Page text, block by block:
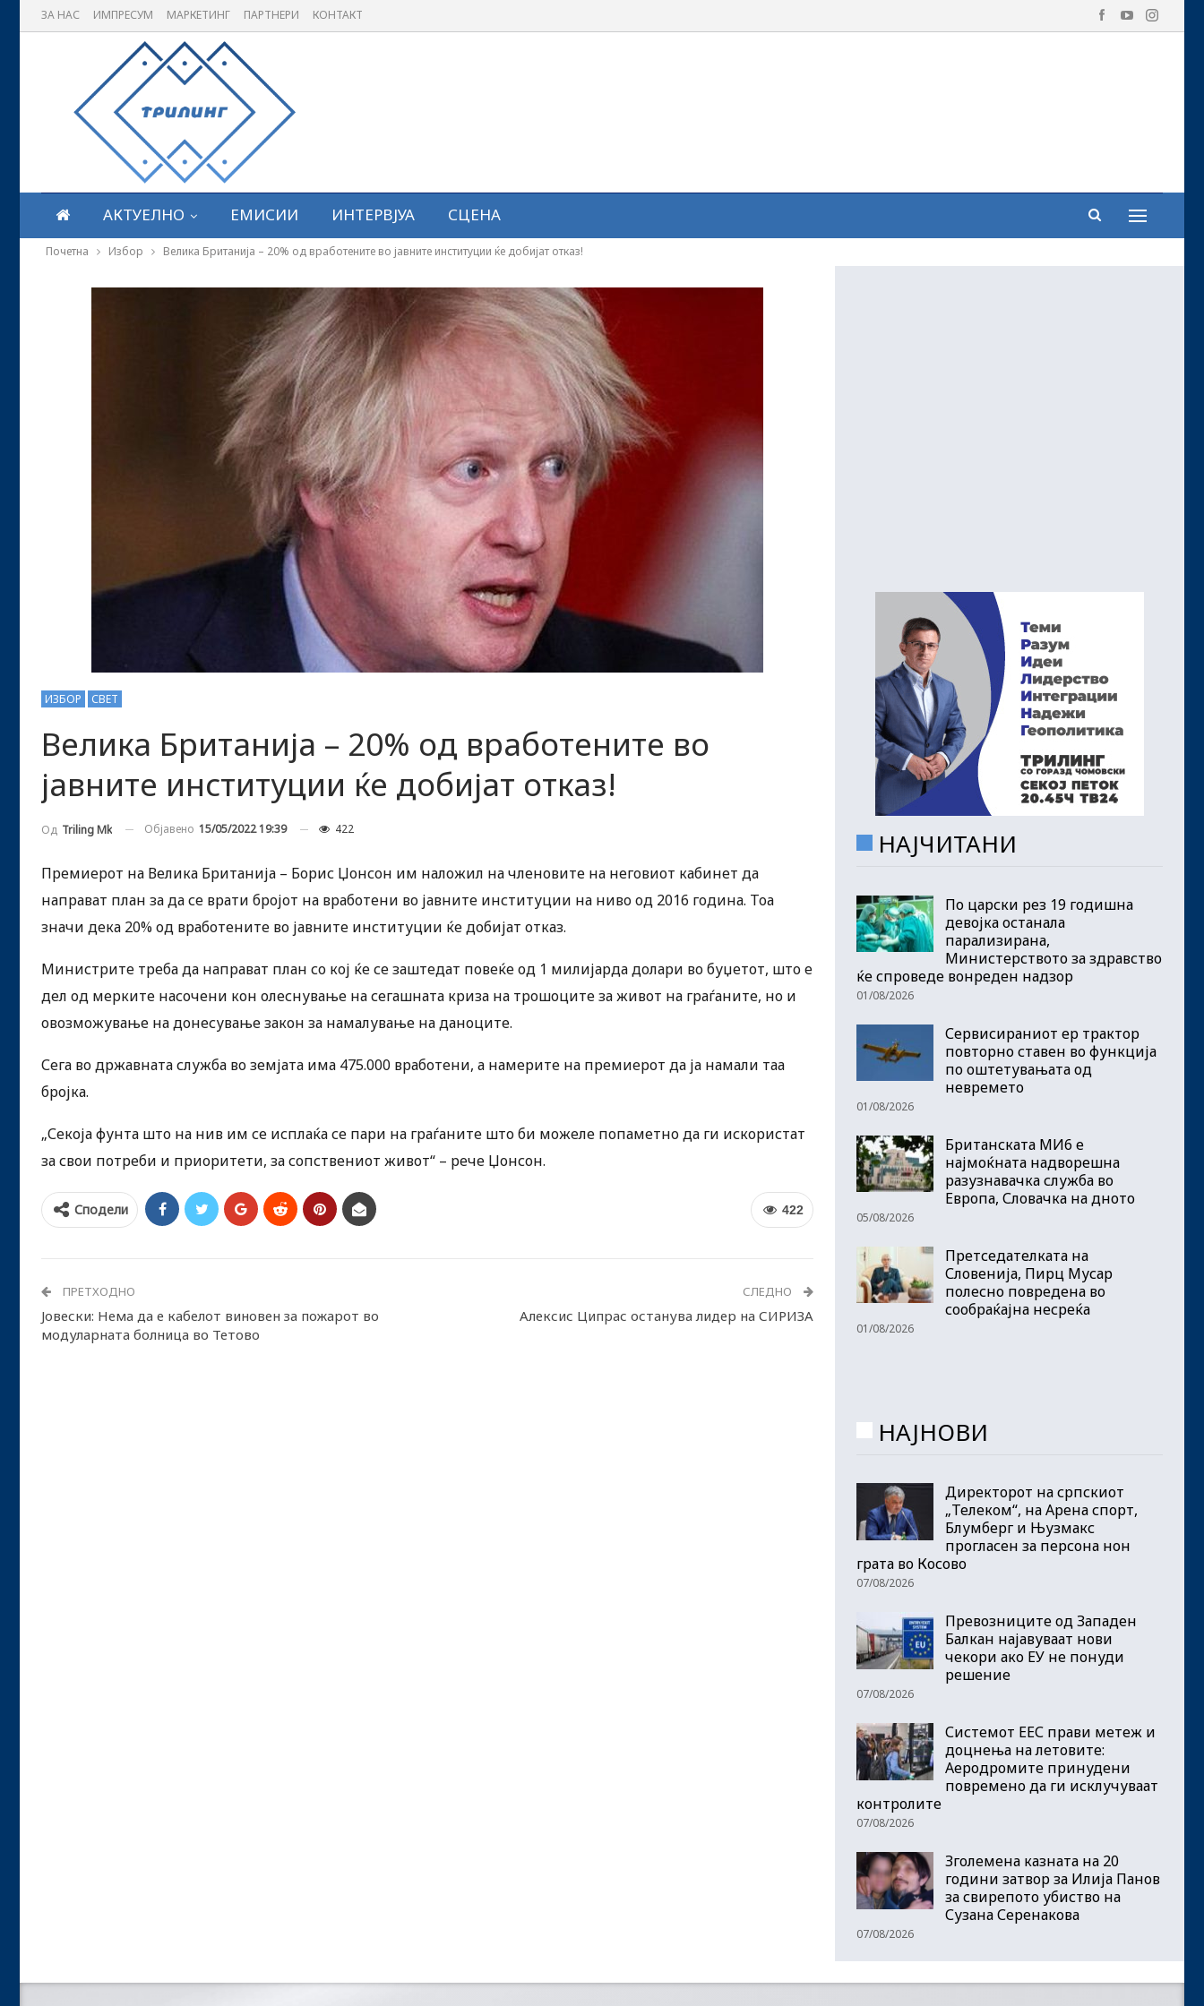
ЗА НАС ИМПРЕСУМ МАРКЕТИНГ ПАРТНЕРИ КОНТАКТ
АКТУЕЛНО ЕМИСИИ ИНТЕРВЈУА СЦЕНА
Почетна Избор Велика Британија – 20% од вработените во јавните институции ќе добијат отказ!
ИЗБОР СВЕТ
Велика Британија – 20% од вработените во
јавните институции ќе добијат отказ!
Од Triling Mk Објавено 15/05/2022 19:39 422
Премиерот на Велика Британија – Борис Џонсон им наложил на членовите на неговиот кабинет да
направат план за да се врати бројот на вработени во јавните институции на ниво од 2016 година. Тоа
значи дека 20% од вработените во јавните институции ќе добијат отказ.
Министрите треба да направат план со кој ќе се заштедат повеќе од 1 милијарда долари во буџетот, што е
дел од мерките насочени кон олеснување на сегашната криза на трошоците за живот на граѓаните, но и
овозможување на донесување закон за намалување на даноците.
Сега во државната служба во земјата има 475.000 вработени, а намерите на премиерот да ја намали таа
бројка.
„Секоја фунта што на нив им се исплаќа се пари на граѓаните што би можеле попаметно да ги искористат
за свои потреби и приоритети, за сопствениот живот“ – рече Џонсон.
422
Сподели
ПРЕТХОДНО
Јовески: Нема да е кабелот виновен за пожарот во
модуларната болница во Тетово
СЛЕДНО
Алексис Ципрас останува лидер на СИРИЗА
НАЈЧИТАНИ
По царски рез 19 годишна
девојка останала
парализирана,
Министерството за здравство
ќе спроведе вонреден надзор
01/08/2026
Сервисираниот ер трактор
повторно ставен во функција
по оштетувањата од
невремето
01/08/2026
Британската МИ6 е
најмоќната надворешна
разузнавачка служба во
Европа, Словачка на дното
05/08/2026
Претседателката на
Словенија, Пирц Мусар
полесно повредена во
сообраќајна несреќа
01/08/2026
НАЈНОВИ
Директорот на српскиот
„Телеком“, на Арена спорт,
Блумберг и Њузмакс
прогласен за персона нон
грата во Косово
07/08/2026
Превозниците од Западен
Балкан најавуваат нови
чекори ако ЕУ не понуди
решение
07/08/2026
Системот ЕЕС прави метеж и
доцнења на летовите:
Аеродромите принудени
повремено да ги исклучуваат
контролите
07/08/2026
Зголемена казната на 20
години затвор за Илија Панов
за свирепото убиство на
Сузана Серенакова
07/08/2026